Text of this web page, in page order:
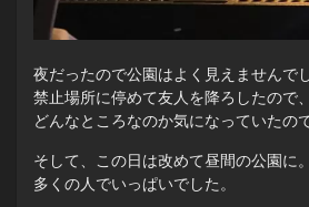
夜だったので公園はよく見えませんで
禁止場所に停めて友人を降ろしたので
どんなところなのか気になっていたので
そして、この日は改めて昼間の公園に
多くの人でいっぱいでした。